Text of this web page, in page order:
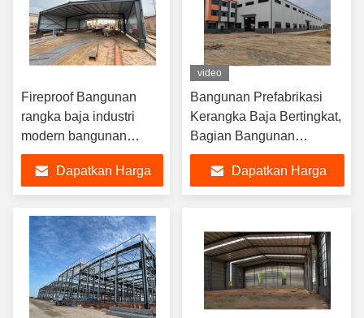
Fireproof Bangunan
rangka baja industri
modern bangunan
komersial logam gudang
Dapatkan Harga
video
Bangunan Prefabrikasi
Kerangka Baja Bertingkat,
Bagian Bangunan
Kerangka Baja Industri
Dapatkan Harga